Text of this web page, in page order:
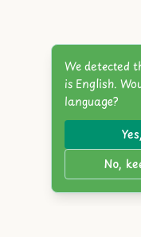
We detected
is English.
language?
No,